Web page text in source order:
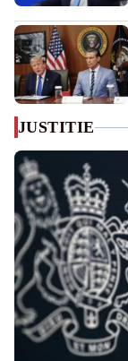
JUSTITIE